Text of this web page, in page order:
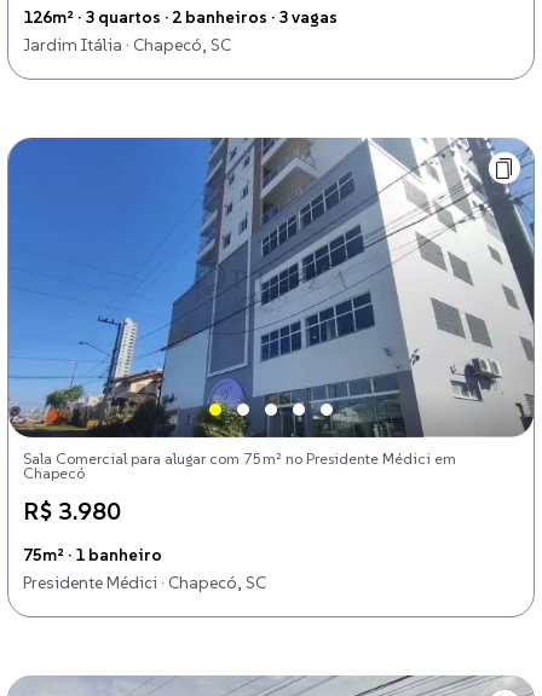
126m² · 3 quartos · 2 banheiros · 3 vagas
Jardim Itália · Chapecó, SC
Sala Comercial para alugar com 75m² no Presidente Médici em
Chapecó
R$ 3.980
75m² · 1 banheiro
Presidente Médici · Chapecó, SC